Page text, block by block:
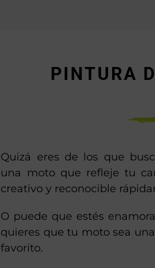
PINTURA
Quizá eres de los que
una moto que refleje tu
creativo y reconocible
O puede que estés
quieres que tu moto sea
favorito.